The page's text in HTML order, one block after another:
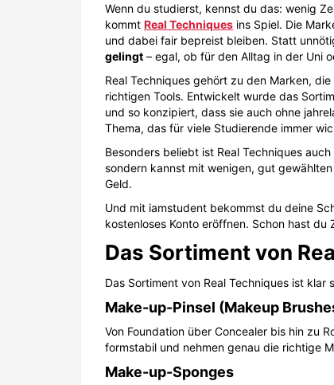
Wenn du studierst, kennst du das: wenig
kommt Real Techniques ins Spiel. Die
und dabei fair bepreist bleiben. Statt
gelingt – egal, ob für den Alltag in der Uni
Real Techniques gehört zu den Marken,
richtigen Tools. Entwickelt wurde das
und so konzipiert, dass sie auch ohne
Thema, das für viele Studierende immer
Besonders beliebt ist Real Techniques
sondern kannst mit wenigen, gut
Geld.
Und mit iamstudent bekommst du deine
kostenloses Konto eröffnen. Schon hast
Das Sortiment von
Das Sortiment von Real Techniques ist
Make-up-Pinsel (Makeup
Von Foundation über Concealer bis hin zu
formstabil und nehmen genau die richtige
Make-up-Sponges